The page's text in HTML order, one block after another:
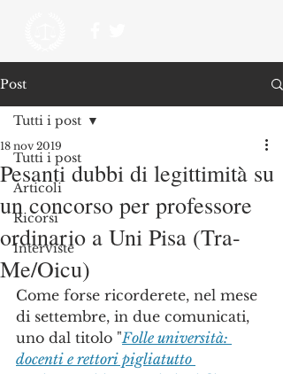
Post
Tutti i post
Articoli
Ricorsi
Interviste
Tutti i post
Pesanti dubbi di legittimità su
un concorso per professore
ordinario a Uni Pisa (Tra-
Me/Oicu)
18 nov 2019
Come forse ricorderete, nel mese
di settembre, in due comunicati,
uno dal titolo "Folle università:
docenti e rettori pigliatutto